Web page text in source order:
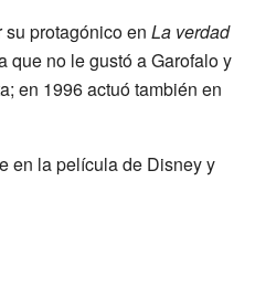
protagónico en La verdad
que no le gustó a Garofalo y
en 1996 actuó también en
en la película de Disney y